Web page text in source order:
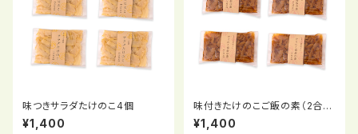
味つきサラダたけのこ4個
¥1,400
味付きたけのこご飯の素（2合
用）4個
¥1,400